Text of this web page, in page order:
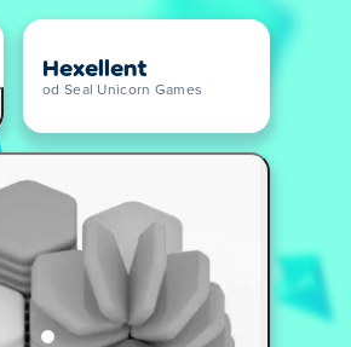
Hexellent
od Seal Unicorn Games